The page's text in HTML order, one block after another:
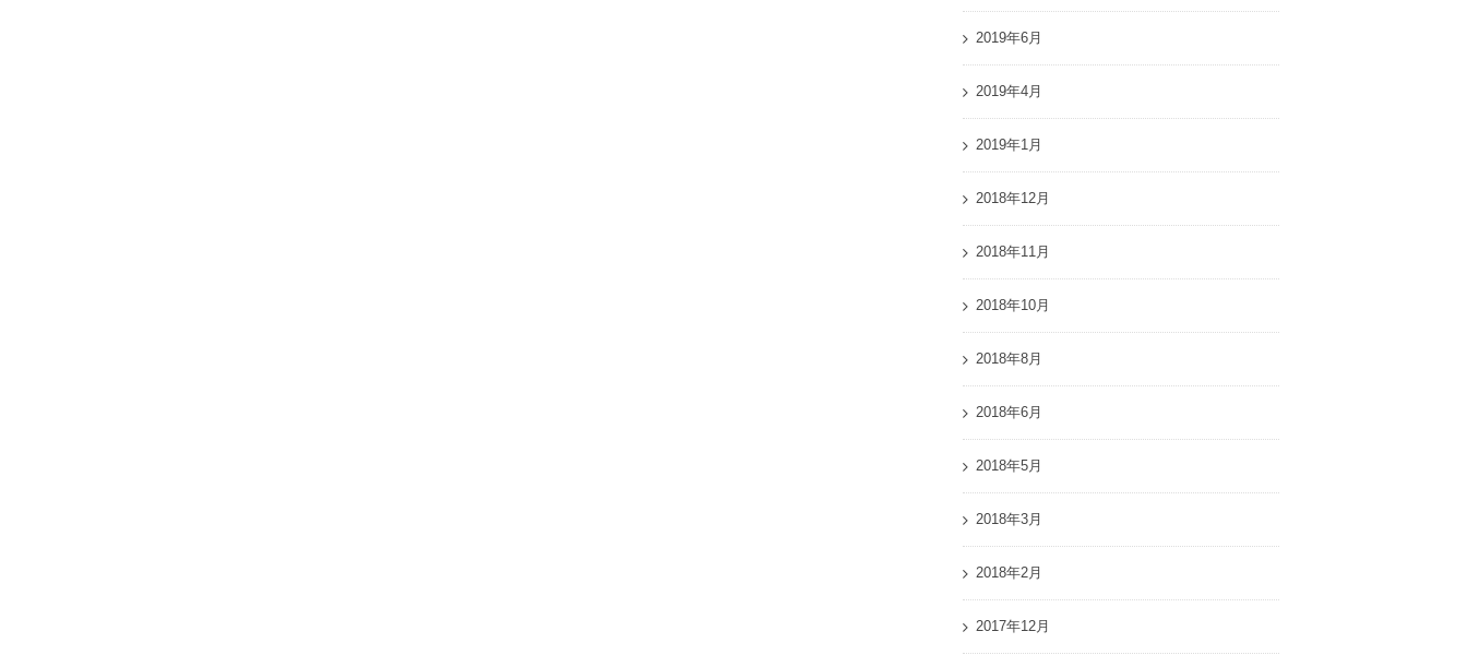
2019年6月
2019年4月
2019年1月
2018年12月
2018年11月
2018年10月
2018年8月
2018年6月
2018年5月
2018年3月
2018年2月
2017年12月